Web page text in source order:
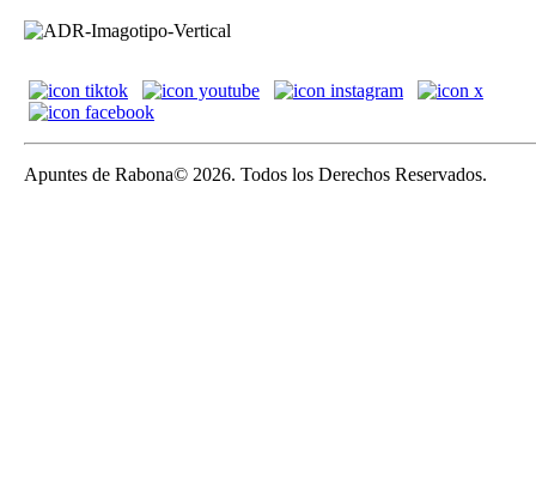
Apuntes de Rabona© 2026. Todos los Derechos Reservados.